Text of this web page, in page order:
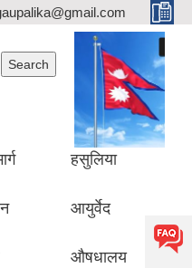
हसुलिया
आयुर्वेद
औषधालय